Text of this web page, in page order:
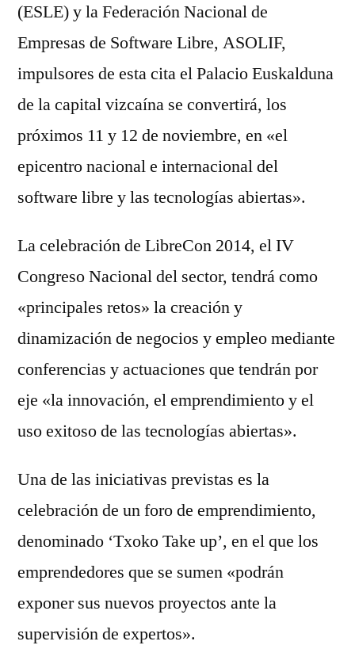
(ESLE) y la Federación Nacional de
Empresas de Software Libre, ASOLIF,
impulsores de esta cita el Palacio Euskalduna
de la capital vizcaína se convertirá, los
próximos 11 y 12 de noviembre, en «el
epicentro nacional e internacional del
software libre y las tecnologías abiertas».
La celebración de LibreCon 2014, el IV
Congreso Nacional del sector, tendrá como
«principales retos» la creación y
dinamización de negocios y empleo mediante
conferencias y actuaciones que tendrán por
eje «la innovación, el emprendimiento y el
uso exitoso de las tecnologías abiertas».
Una de las iniciativas previstas es la
celebración de un foro de emprendimiento,
denominado ‘Txoko Take up’, en el que los
emprendedores que se sumen «podrán
exponer sus nuevos proyectos ante la
supervisión de expertos».